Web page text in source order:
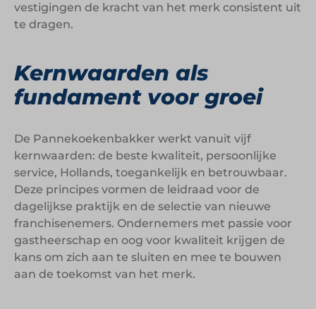
vestigingen de kracht van het merk consistent uit
te dragen.
Kernwaarden als
fundament voor groei
De Pannekoekenbakker werkt vanuit vijf
kernwaarden: de beste kwaliteit, persoonlijke
service, Hollands, toegankelijk en betrouwbaar.
Deze principes vormen de leidraad voor de
dagelijkse praktijk en de selectie van nieuwe
franchisenemers. Ondernemers met passie voor
gastheerschap en oog voor kwaliteit krijgen de
kans om zich aan te sluiten en mee te bouwen
aan de toekomst van het merk.